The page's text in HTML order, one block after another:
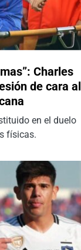
Charles
de cara al
en el duelo
físicas.